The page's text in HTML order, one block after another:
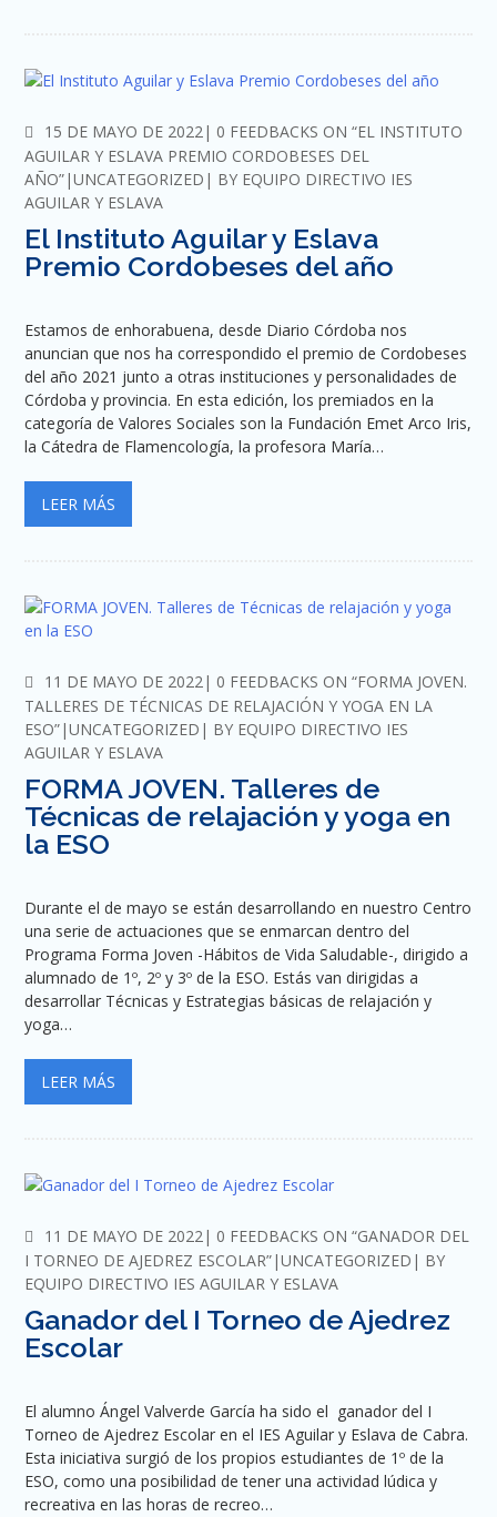
15 DE MAYO DE 2022 COMMENTS
0 FEEDBACKS ON “EL INSTITUTO
AGUILAR Y ESLAVA PREMIO CORDOBESES DEL
AÑO” UNCATEGORIZED BY EQUIPO DIRECTIVO IES
AGUILAR Y ESLAVA
El Instituto Aguilar y Eslava
Premio Cordobeses del año
Estamos de enhorabuena, desde Diario Córdoba nos
anuncian que nos ha correspondido el premio de Cordobeses
del año 2021 junto a otras instituciones y personalidades de
Córdoba y provincia. En esta edición, los premiados en la
categoría de Valores Sociales son la Fundación Emet Arco Iris,
la Cátedra de Flamencología, la profesora María…
LEER MÁS
11 DE MAYO DE 2022 COMMENTS
0 FEEDBACKS ON “FORMA JOVEN.
TALLERES DE TÉCNICAS DE RELAJACIÓN Y YOGA EN LA
ESO” UNCATEGORIZED BY EQUIPO DIRECTIVO IES
AGUILAR Y ESLAVA
FORMA JOVEN. Talleres de
Técnicas de relajación y yoga en
la ESO
Durante el de mayo se están desarrollando en nuestro Centro
una serie de actuaciones que se enmarcan dentro del
Programa Forma Joven -Hábitos de Vida Saludable-, dirigido a
alumnado de 1º, 2º y 3º de la ESO. Estás van dirigidas a
desarrollar Técnicas y Estrategias básicas de relajación y
yoga…
LEER MÁS
11 DE MAYO DE 2022 COMMENTS
0 FEEDBACKS ON “GANADOR DEL
I TORNEO DE AJEDREZ ESCOLAR” UNCATEGORIZED
BY
EQUIPO DIRECTIVO IES AGUILAR Y ESLAVA
Ganador del I Torneo de Ajedrez
Escolar
El alumno Ángel Valverde García ha sido el ganador del I
Torneo de Ajedrez Escolar en el IES Aguilar y Eslava de Cabra.
Esta iniciativa surgió de los propios estudiantes de 1º de la
ESO, como una posibilidad de tener una actividad lúdica y
recreativa en las horas de recreo…